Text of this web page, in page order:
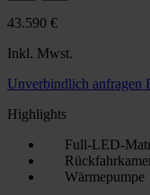
43.590 €
Inkl. Mwst.
Unverbindlich anfragen
Highlights
Full-LED-
Wärmepumpe